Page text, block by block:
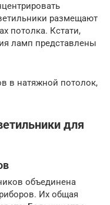
размещают
потолка. Кстати,
ламп представлены
в натяжной потолок,
для
объединена
Их общая